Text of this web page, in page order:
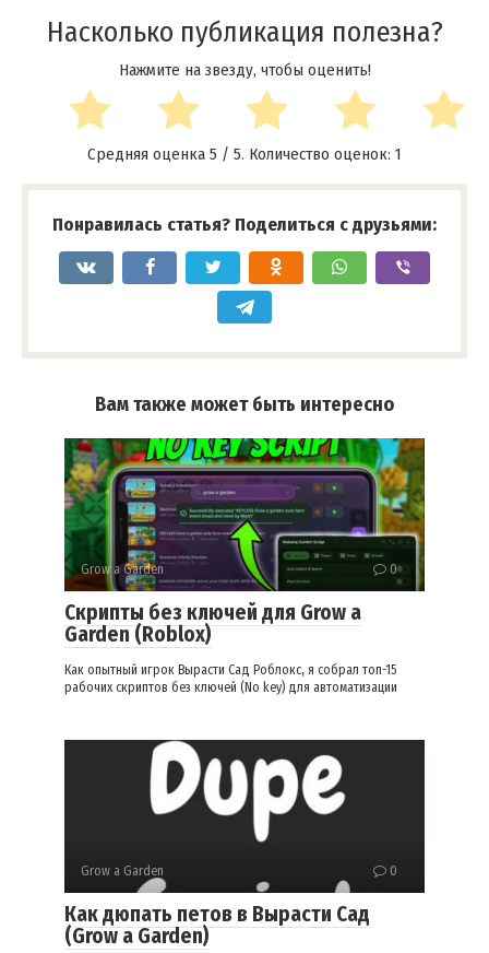
Насколько публикация полезна?
Нажмите на звезду, чтобы оценить!
Средняя оценка 5 / 5. Количество оценок: 1
Понравилась статья? Поделиться с друзьями:
Вам также может быть интересно
Grow a Garden 0
Скрипты без ключей для Grow a
Garden (Roblox)
Как опытный игрок Вырасти Сад Роблокс, я собрал топ-15
рабочих скриптов без ключей (No key) для автоматизации
Grow a Garden 0
Как дюпать петов в Вырасти Сад
(Grow a Garden)